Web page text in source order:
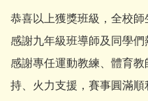
恭喜以上獲獎班級，全校師
感謝九年級班導師及同學們
感謝專任運動教練、體育
持、火力支援，賽事圓滿順